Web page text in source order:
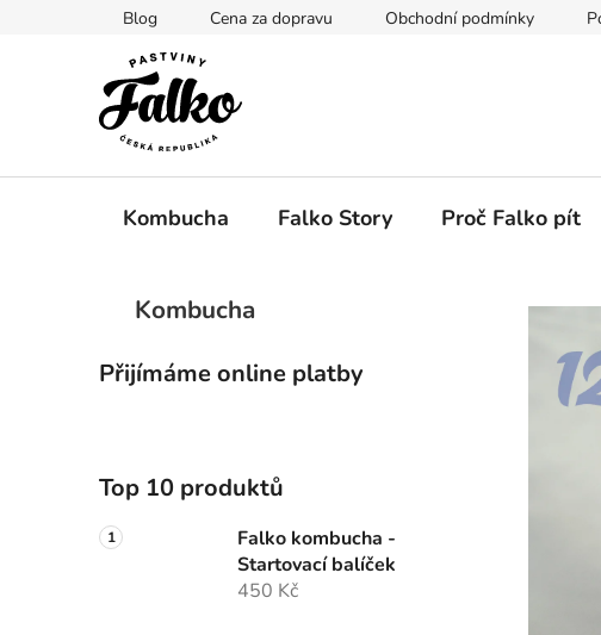
Blog Cena za dopravu Obchodní podmínky
Kombucha Falko Story Proč Falko pít
s
t
n
í
Přeskočit
kategorie
e
i
e
Kombucha
Přijímáme online platby
Top 10 produktů
Falko kombucha -
Startovací balíček
450 Kč